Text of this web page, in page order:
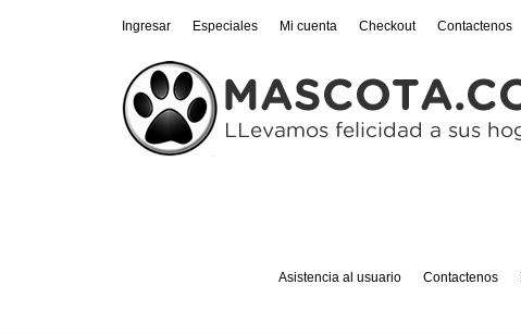
Ingresar Especiales Mi cuenta Checkout Contactenos
Asistencia al usuario Contactenos